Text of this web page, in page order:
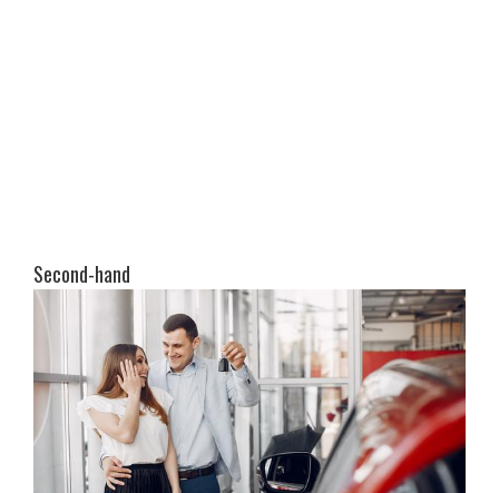
Second-hand